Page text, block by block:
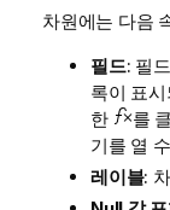
차원에는 다음
필드: 필
록이 표
한
를
기를 열
레이블: